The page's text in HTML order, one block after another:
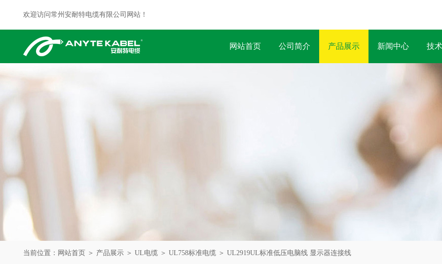
欢迎访问常州安耐特电缆有限公司网站！
网站首页 公司简介 产品展示 新闻中心 技
当前位置： 网站首页 ＞ 产品展示 ＞ UL电缆 ＞ UL758标准电缆 ＞ UL2919UL标准低压电脑线 显示器连接线